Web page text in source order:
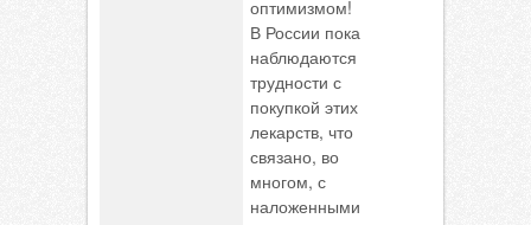
оптимизмом!
В России пока
наблюдаются
трудности с
покупкой этих
лекарств, что
связано, во
многом, с
наложенными